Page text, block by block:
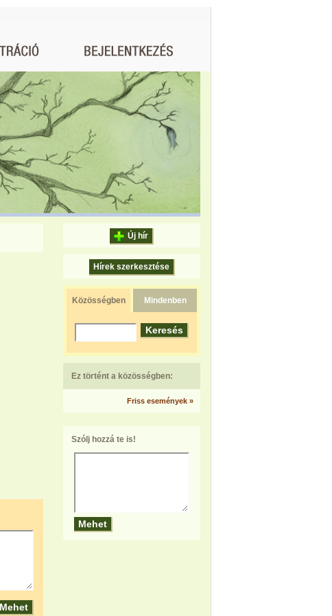
Új hír
Hírek szerkesztése
Közösségben Mindenben
Ez történt a közösségben:
Friss események »
Szólj hozzá te is!